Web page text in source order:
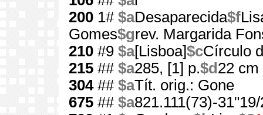
200 1# $aDesaparecida$f
Gomes$grev. Margarida
210 #9 $a[Lisboa]$cCírculo
215 ## $a285, [1] p.$d 22 cm
304## $aTít. orig.: Gone
675 ## $a821.111(73)-